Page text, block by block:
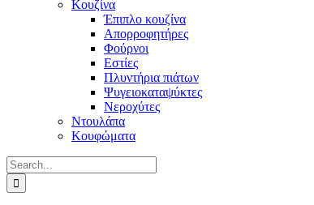
Κουζίνα
Έπιπλο κουζίνα
Απορροφητήρες
Φούρνοι
Εστίες
Πλυντήρια πιάτων
Ψυγειοκαταψύκτες
Νεροχύτες
Ντουλάπα
Κουφώματα
Search
for: